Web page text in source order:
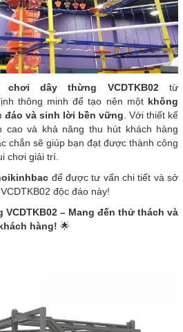
dây thừng VCDTKB02từ
thông minh để tạo nên một không
đáo và sinh lời bền vững. Với thiết kế
cao và khả năng thu hút khách hàng
chắn sẽ giúp bạn đạt được thành công
chơi giải trí.
để được tư vấn chi tiết và sở
độc đáo này!
– Mang đến thử thách và
hàng! 🌟